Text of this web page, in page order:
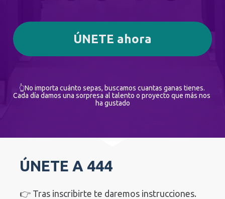
ÚNETE ahora
👆No importa cuánto sepas, buscamos cuantas ganas tienes.
Cada día damos una sorpresa al talento o proyecto que más nos
ha gustado
ÚNETE A 444